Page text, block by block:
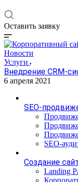
Оставить заявку
Новости
Услуги
Внедрение CRM-
6 апреля 2021
SEO-
SEO-
Создание
Landing